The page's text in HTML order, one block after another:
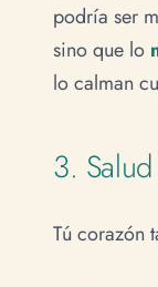
podría ser
sino que lo
lo calman
3.
Tú corazón